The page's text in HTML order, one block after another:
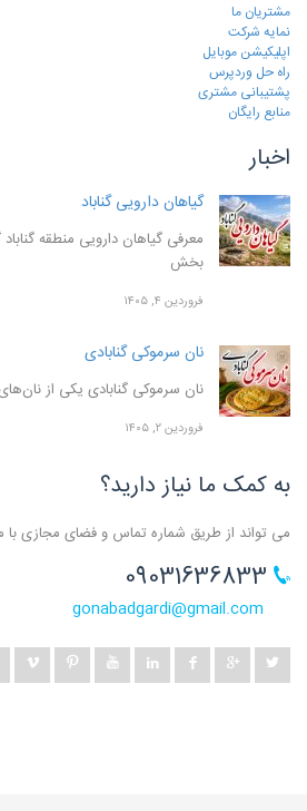
مشتریان ما
نمایه شرکت
اپلیکیشن موبایل
راه حل وردپرس
پشتیبانی مشتری
منابع رایگان
اخبار
گیاهان دارویی گناباد
معرفی گیاهان دارویی منطقه
بخش
فروردین ۴, ۱۴۰۵
نان سرموکی گنابادی
نان سرموکی گنابادی یکی از
فروردین ۲, ۱۴۰۵
به کمک ما نیاز دارید؟
می تواند از طریق شماره تماس و فضای مجازی با ما
gonabadgardi@gmail.com